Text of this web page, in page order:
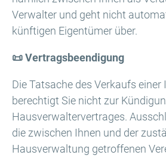
Verwalter und geht nicht
künftigen Eigentümer über.
📜 Vertragsbeendigung
Die Tatsache des Verkaufs
berechtigt Sie nicht zur
Hausverwaltervertrages.
die zwischen Ihnen und der
Hausverwaltung getroffenen